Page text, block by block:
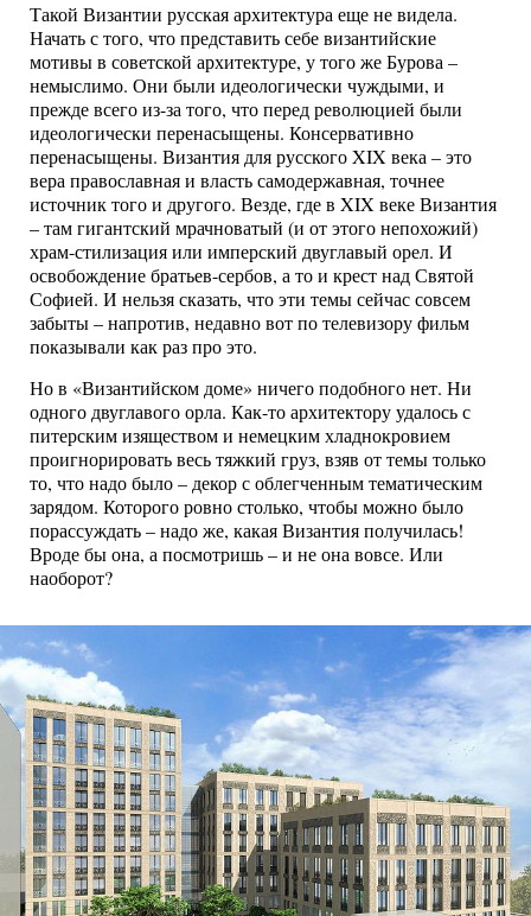
Такой Византии русская архитектура еще не видела.
Начать с того, что представить себе византийские
мотивы в советской архитектуре, у того же Бурова –
немыслимо. Они были идеологически чуждыми, и
прежде всего из-за того, что перед революцией были
идеологически перенасыщены. Консервативно
перенасыщены. Византия для русского XIX века – это
вера православная и власть самодержавная, точнее
источник того и другого. Везде, где в XIX веке Византия
– там гигантский мрачноватый (и от этого непохожий)
храм-стилизация или имперский двуглавый орел. И
освобождение братьев-сербов, а то и крест над Святой
Софией. И нельзя сказать, что эти темы сейчас совсем
забыты – напротив, недавно вот по телевизору фильм
показывали как раз про это.
Но в «Византийском доме» ничего подобного нет. Ни
одного двуглавого орла. Как-то архитектору удалось с
питерским изяществом и немецким хладнокровием
проигнорировать весь тяжкий груз, взяв от темы только
то, что надо было – декор с облегченным тематическим
зарядом. Которого ровно столько, чтобы можно было
порассуждать – надо же, какая Византия получилась!
Вроде бы она, а посмотришь – и не она вовсе. Или
наоборот?